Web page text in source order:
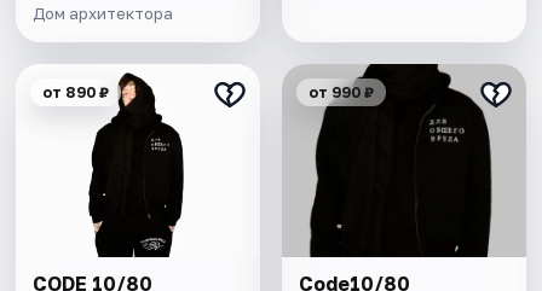
Дом архитектора
от 890 ₽
CODE 10/80
от 990 ₽
Code10/80